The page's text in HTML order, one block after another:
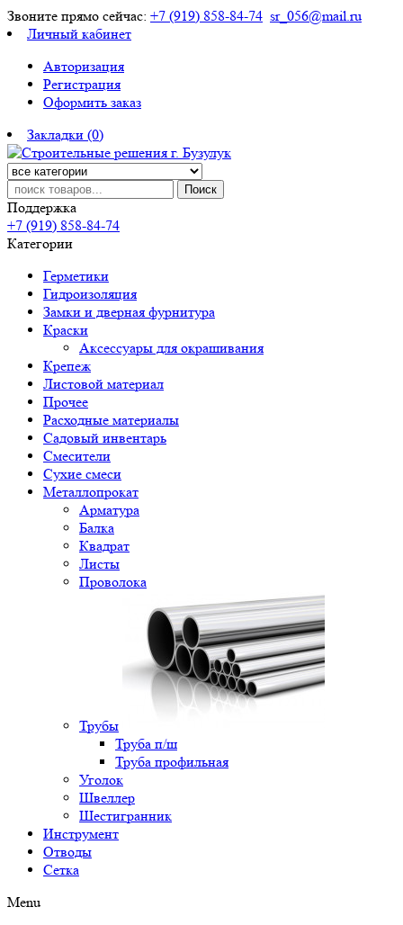
Звоните прямо сейчас: +7 (919) 858-84-74 sr_056@mail.ru
Личный кабинет
Авторизация
Регистрация
Оформить заказ
Закладки (0)
Поиск
Поддержка
+7 (919) 858-84-74
Категории
Герметики
Гидроизоляция
Замки и дверная фурнитура
Краски
Аксессуары для окрашивания
Крепеж
Листовой материал
Прочее
Расходные материалы
Садовый инвентарь
Смесители
Сухие смеси
Металлопрокат
Арматура
Балка
Квадрат
Листы
Проволока
Трубы
Труба п/ш
Труба профильная
Уголок
Швеллер
Шестигранник
Инструмент
Отводы
Сетка
Menu